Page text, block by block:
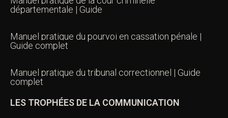
départementale | Guide
Manuel pratique du pourvoi en cassation pénale |
Guide complet
Manuel pratique du tribunal correctionnel | Guide
complet
LES TROPHÉES DE LA COMMUNICATION